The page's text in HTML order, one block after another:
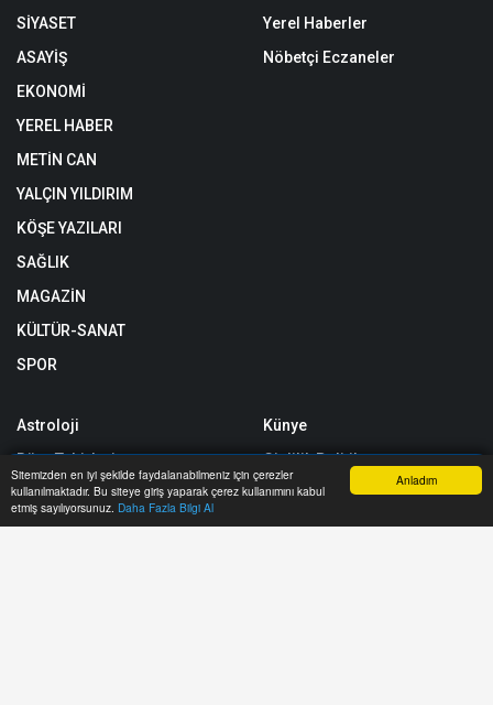
Anladım
Sitemizden en iyi şekilde faydalanabilmeniz için çerezler
kullanılmaktadır. Bu siteye giriş yaparak çerez kullanımını kabul
etmiş sayılıyorsunuz. Daha Fazla Bilgi Al
SİYASET
ASAYİŞ
EKONOMİ
YEREL HABER
METİN CAN
YALÇIN YILDIRIM
KÖŞE YAZILARI
SAĞLIK
MAGAZİN
KÜLTÜR-SANAT
SPOR
Yerel Haberler
Nöbetçi Eczaneler
Astroloji
Rüya Tabirleri
Yol Trafik Durumu
Etkinlik Takvimi
Künye
Gizlilik Politikası
RSS
Sitemap
Anasayfa Haber Ara İhbar Hattı Menu